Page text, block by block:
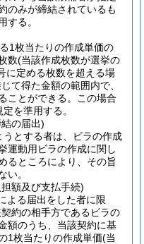
のみが締結されているも
する。
1枚当たりの作成単価の
数(当該作成枚数が選挙の
に定める枚数を超える場
て得た金額の範囲内で、
ことができる。
この場合
定を準用する。
の届出)
とする者は、ビラの作成
運動用ビラの作成に関し
るところにより、その旨
い。
額及び支払手続)
よる届出をした者に限
約の相手方であるビラの
額のうち、当該契約に基
1枚当たりの作成単価(当